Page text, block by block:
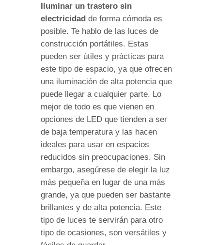
Iluminar un trastero sin
electricidad de forma cómoda es
posible. Te hablo de las luces de
construcción portátiles. Estas
pueden ser útiles y prácticas para
este tipo de espacio, ya que ofrecen
una iluminación de alta potencia que
puede llegar a cualquier parte. Lo
mejor de todo es que vienen en
opciones de LED que tienden a ser
de baja temperatura y las hacen
ideales para usar en espacios
reducidos sin preocupaciones. Sin
embargo, asegúrese de elegir la luz
más pequeña en lugar de una más
grande, ya que pueden ser bastante
brillantes y de alta potencia. Este
tipo de luces te servirán para otro
tipo de ocasiones, son versátiles y